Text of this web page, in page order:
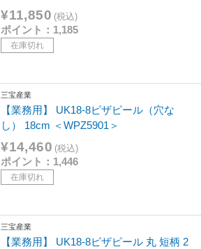
¥11,850 (税込)
ポイント：1,185
在庫切れ
三宝産業
【業務用】 UK18-8ピザピール（穴な
し） 18cm ＜WPZ5901＞
¥14,460 (税込)
ポイント：1,446
在庫切れ
三宝産業
【業務用】 UK18-8ピザピール 丸 短柄 2